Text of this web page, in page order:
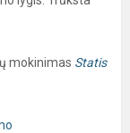
mokinimas Statis